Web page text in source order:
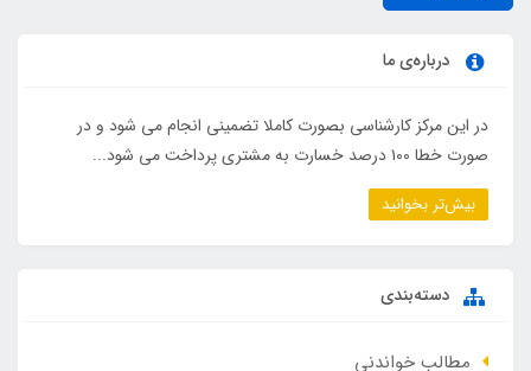
درباره‌ی ما
در این مرکز کارشناسی بصورت کاملا تضمینی انجام می شود و در
صورت خطا ۱۰۰ درصد خسارت به مشتری پرداخت می شود...
بیش‌تر بخوانید
دسته‌بندی
مطالب خواندنی